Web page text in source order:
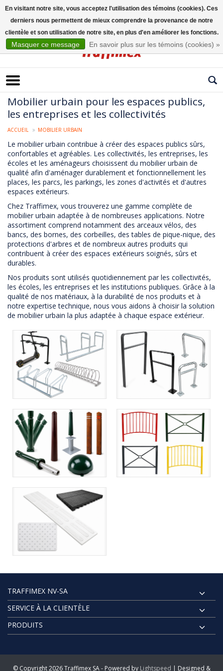
Mobilier urbain pour les espaces publics,
les entreprises et les collectivités
ACCUEIL MOBILIER URBAIN
Le mobilier urbain contribue à créer des espaces publics sûrs,
confortables et agréables. Les collectivités, les entreprises, les
écoles et les aménageurs choisissent du mobilier urbain de
qualité afin d'aménager durablement et fonctionnellement les
places, les parcs, les parkings, les zones d'activités et d'autres
espaces extérieurs.
Chez Traffimex, vous trouverez une gamme complète de
mobilier urbain adaptée à de nombreuses applications. Notre
assortiment comprend notamment des arceaux vélos, des
bancs, des bornes, des corbeilles, des tables de pique-nique, des
protections d'arbres et de nombreux autres produits qui
contribuent à créer des espaces extérieurs soignés, sûrs et
durables.
Nos produits sont utilisés quotidiennement par les collectivités,
les écoles, les entreprises et les institutions publiques. Grâce à la
qualité de nos matériaux, à la durabilité de nos produits et à
notre expertise technique, nous vous aidons à choisir la solution
de mobilier urbain la plus adaptée à chaque espace extérieur.
TRAFFIMEX NV-SA
SERVICE À LA CLIENTÈLE
PRODUITS
© Copyright 2026 Traffimex SA - Powered by Lightspeed | Designed &
En visitant notre site, vous acceptez l'utilisation des témoins (cookies). Ces
derniers nous permettent de mieux comprendre la provenance de notre
clientèle et son utilisation de notre site, en plus d'en améliorer les fonctions.
Masquer ce message En savoir plus sur les témoins (cookies) »